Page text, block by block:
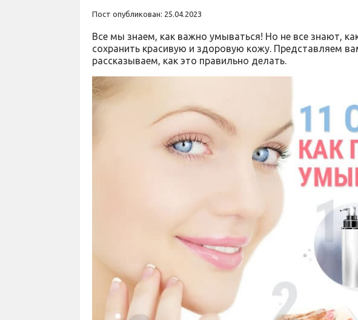
Пост опубликован: 25.04.2023
Все мы знаем, как важно умываться! Но не все знают,
сохранить красивую и здоровую кожу. Представляем
рассказываем, как это правильно делать.